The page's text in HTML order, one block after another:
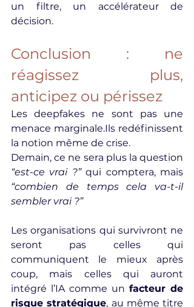
un filtre, un accélérateur de
décision.
Conclusion : ne
réagissez plus,
anticipez ou périssez
Les deepfakes ne sont pas une
menace marginale.Ils redéfinissent
la notion même de crise.
“est-ce vrai ?”
“combien de temps cela va-t-il
sembler vrai ?”
Les organisations qui survivront ne
seront pas celles qui
communiquent le mieux après
coup, mais celles qui auront
intégré l’IA comme un facteur de
risque stratégique, au même titre